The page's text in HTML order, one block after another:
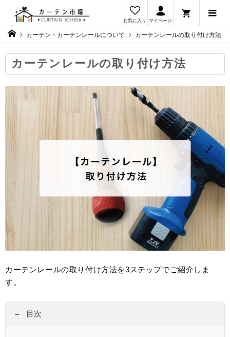
お気に入り マイページ
カーテン・カーテンレールについて カーテンレールの取り付け方法
カーテンレールの取り付け方法
カーテンレールの取り付け方法を3ステップでご紹介しま
す。
目次